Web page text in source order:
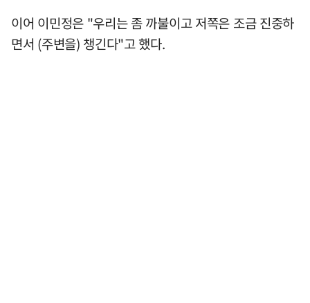
이어 이민정은 "우리는 좀 까불이고 저쪽은 조금 진중하
면서 (주변을) 챙긴다"고 했다.